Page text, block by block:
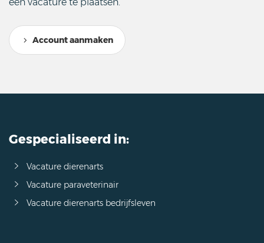
Account aanmaken
Gespecialiseerd in:
Vacature dierenarts
Vacature paraveterinair
Vacature dierenarts bedrijfsleven